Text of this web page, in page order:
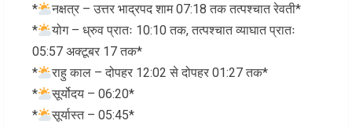
*
नक्षत्र – उत्तर भाद्रपद शाम 07:18 तक तत्पश्चात रेवती*
*
योग – ध्रुव प्रातः 10:10 तक, तत्पश्चात व्याघात प्रातः
05:57 अक्टूबर 17 तक*
*
राहु काल – दोपहर 12:02 से दोपहर 01:27 तक*
*
सूर्योदय – 06:20*
*
सूर्यास्त – 05:45*